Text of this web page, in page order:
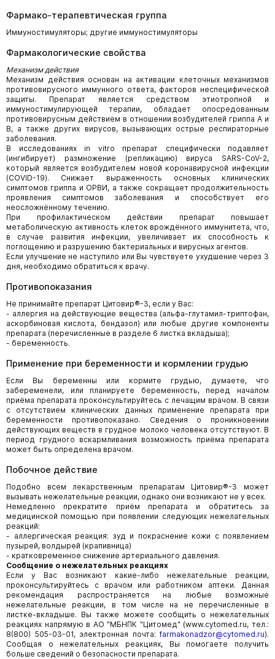
Фармако-терапевтическая группа
Иммуностимуляторы; другие иммуностимуляторы
Фармакологические свойства
Механизм действия
Механизм действия основан на активации клеточных механизмов
противовирусного иммунного ответа, факторов неспецифической
защиты. Препарат является средством этиотропной и
иммуностимулирующей терапии, обладает опосредованным
противовирусным действием в отношении возбудителей гриппа А и
В, а также других вирусов, вызывающих острые респираторные
заболевания.
В исследованиях in vitro препарат специфически подавляет
(ингибирует) размножение (репликацию) вируса SARS-CoV-2,
который является возбудителем новой коронавирусной инфекции
(COVID-19). Снижает выраженность основных клинических
симптомов гриппа и ОРВИ, а также сокращает продолжительность
проявления симптомов заболевания и способствует его
неосложнённому течению.
При профилактическом действии препарат повышает
метаболическую активность клеток врождённого иммунитета, что,
в случае развития инфекции, увеличивает их способность к
поглощению и разрушению бактериальных и вирусных агентов.
Если улучшение не наступило или Вы чувствуете ухудшение через 3
дня, необходимо обратиться к врачу.
Противопоказания
Не принимайте препарат Цитовир®-3, если у Вас:
- аллергия на действующие вещества (альфа-глутамил-триптофан,
аскорбиновая кислота, бендазол) или любые другие компоненты
препарата (перечисленные в разделе 6 листка вкладыша);
- беременность.
Применение при беременности и кормлении грудью
Если Вы беременны или кормите грудью, думаете, что
забеременели, или планируете беременность, перед началом
приёма препарата проконсультируйтесь с лечащим врачом. В связи
с отсутствием клинических данных применение препарата при
беременности противопоказано. Сведения о проникновении
действующих веществ в грудное молоко человека отсутствуют. В
период грудного вскармливания возможность приёма препарата
может быть определена врачом.
Побочное действие
Подобно всем лекарственным препаратам Цитовир®-3 может
вызывать нежелательные реакции, однако они возникают не у всех.
Немедленно прекратите приём препарата и обратитесь за
медицинской помощью при появлении следующих нежелательных
реакций:
- аллергическая реакция: зуд и покраснение кожи с появлением
пузырей, волдырей (крапивница)
- кратковременное снижение артериального давления.
Сообщение о нежелательных реакциях
Если у Вас возникают какие-либо нежелательные реакции,
проконсультируйтесь с врачом или работником аптеки. Данная
рекомендация распространяется на любые возможные
нежелательные реакции, в том числе на не перечисленные в
листке-вкладыше. Вы также можете сообщить о нежелательных
реакциях напрямую в АО "МБНПК "Цитомед" (www.cytomed.ru, тел.:
8(800) 505-03-01, электронная почта: farmakonadzor@cytomed.ru).
Сообщая о нежелательных реакциях, Вы помогаете получить
больше сведений о безопасности препарата.